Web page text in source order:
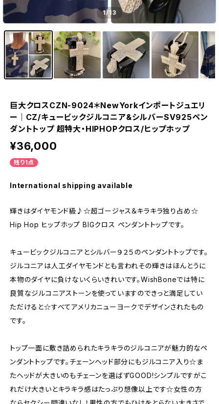
1/13
巨大クロスCZN-9024＊NewYorkインポートジュエリ
ー｜CZ/キュービックジルコニア&シルバーSV925ペン
ダントトップ 超特大・HIPHOPクロス/ヒップホップ
¥36,000
残り1点
International shipping available
輝きはダイヤモンド級♪☆超ゴージャス＆キラキラ独り占め☆
Hip Hop ヒップホップ BIGクロス ペンダントトップです。
キュービックジルコニアとシルバー９２５のペンダントトップです。
ジルコニアは人工ダイヤモンドとも言われその輝きはほんとうに
本物のダイヤに負けないくらいきれいです。WishBoneでは特に
良質なジルコニアストーンを使っていますのできっと満足してい
ただけると☆すべてアメリカニューヨークでデザインされたもの
です。
トップ一面に敷き詰められたキラキラのジルコニアが魅力的なペ
ンダントトップです。チェーンヘッド部分にもジルコニア入り☆ま
たヘッドが大きいのもチェーンを選ばずGOOD!シンプルですがこ
れだけ大きいとキラキラ感はたっぷり想像以上です☆女性の方